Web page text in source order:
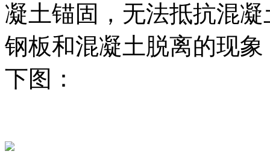
凝土锚固，无法抵抗混
钢板和混凝土脱离的现
下图：